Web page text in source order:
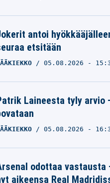
antoi
etsitään
05.08.2026 -
Laineesta tyly arvio
05.08.2026 -
odottaa
aikeensa Real